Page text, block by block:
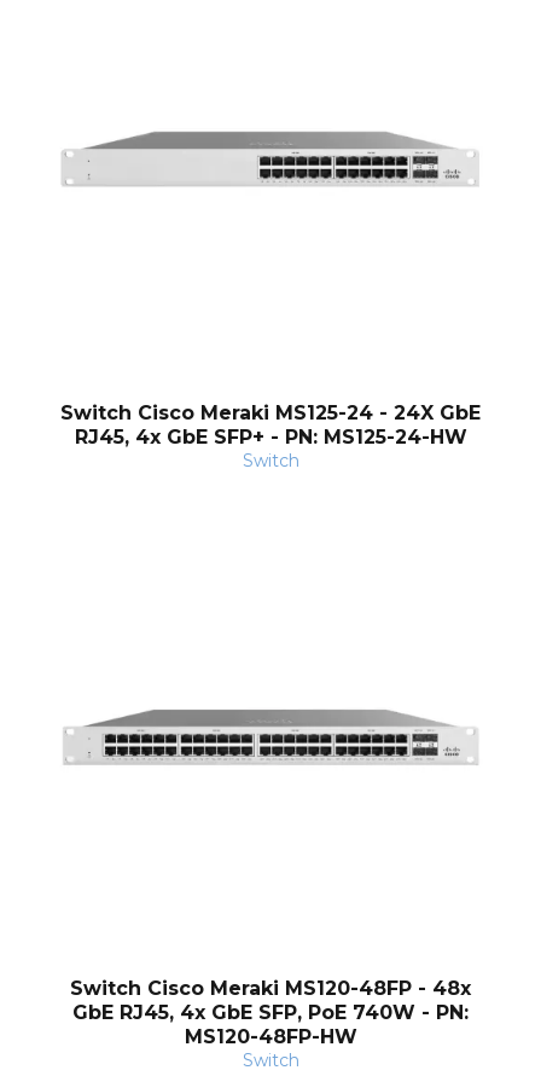
Switch Cisco Meraki MS125-24 - 24X GbE
RJ45, 4x GbE SFP+ - PN: MS125-24-HW
Switch
Switch Cisco Meraki MS120-48FP - 48x
GbE RJ45, 4x GbE SFP, PoE 740W - PN:
MS120-48FP-HW
Switch